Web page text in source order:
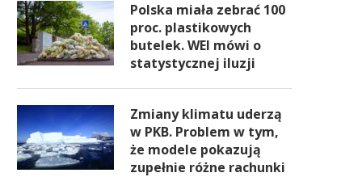
Polska miała zebrać 100
proc. plastikowych
butelek. WEI mówi o
statystycznej iluzji
Zmiany klimatu uderzą
w PKB. Problem w tym,
że modele pokazują
zupełnie różne rachunki